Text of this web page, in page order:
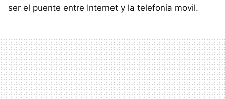
ser el puente entre Internet y la telefonía movil.